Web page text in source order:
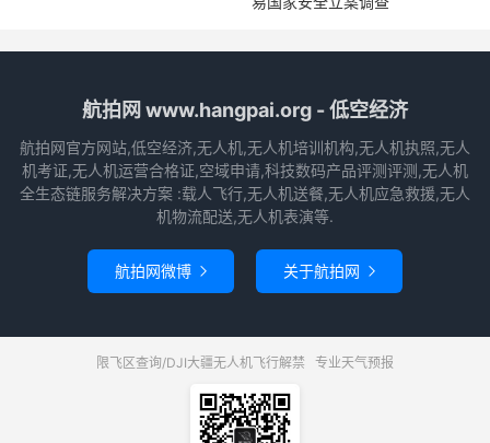
航拍网 www.hangpai.org - 低空经济
航拍网官方网站,低空经济,无人机,无人机培训机构,无人机执照,无人
机考证,无人机运营合格证,空域申请,科技数码产品评测评测,无人机
全生态链服务解决方案 :载人飞行,无人机送餐,无人机应急救援,无人
机物流配送,无人机表演等.
航拍网微博  关于航拍网 
限飞区查询/DJI大疆无人机飞行解禁 专业天气预报